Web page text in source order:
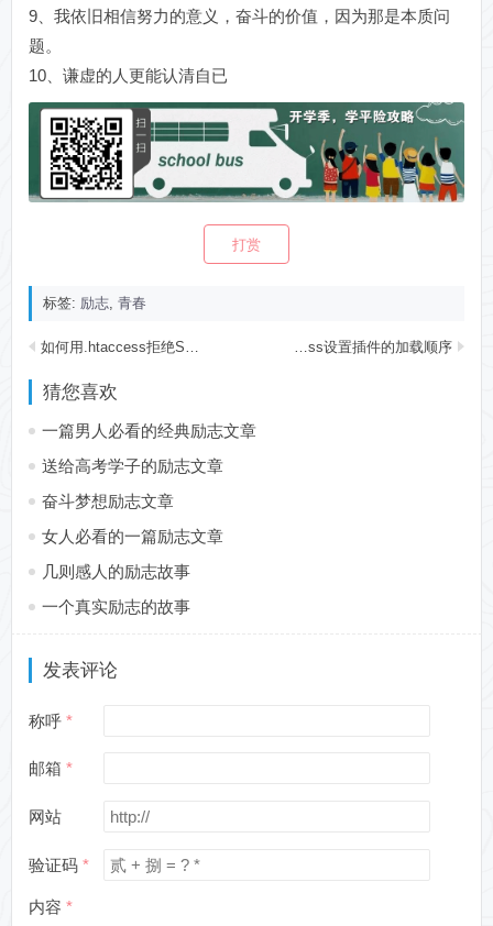
9、我依旧相信努力的意义，奋斗的价值，因为那是本质问
题。
10、谦虚的人更能认清自已
打赏
标签: 励志 ,青春
如何用.htaccess拒绝Spam机器人垃圾评论 WordPress设置插件的加载顺序
猜您喜欢
一篇男人必看的经典励志文章
送给高考学子的励志文章
奋斗梦想励志文章
女人必看的一篇励志文章
几则感人的励志故事
一个真实励志的故事
发表评论
称呼
邮箱
网站
验证码
内容